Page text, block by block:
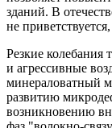
зданий. В
не
Резкие колебания
и агрессивные
минераловатный
развитию
возникновению